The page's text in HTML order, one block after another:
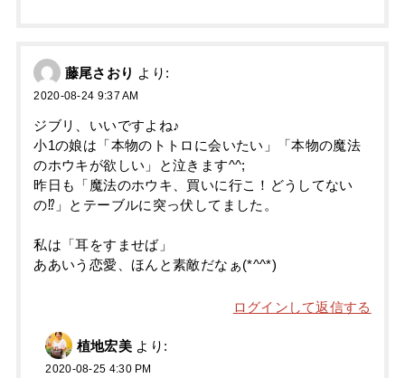
藤尾さおり より:
2020-08-24 9:37 AM
ジブリ、いいですよね♪
小1の娘は「本物のトトロに会いたい」「本物の魔法
のホウキが欲しい」と泣きます^^;
昨日も「魔法のホウキ、買いに行こ！どうしてない
の⁉︎」とテーブルに突っ伏してました。
私は「耳をすませば」
ああいう恋愛、ほんと素敵だなぁ(*^^*)
ログインして返信する
植地宏美 より:
2020-08-25 4:30 PM